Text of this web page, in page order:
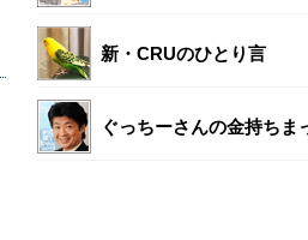
新・CRUのひとり言
ぐっちーさんの金持ちま